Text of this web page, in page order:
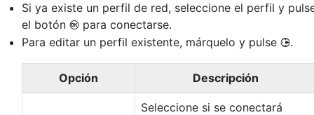
Si ya existe un perfil de red, seleccione el perfil y
el botón J para conectarse.
Para editar un perfil existente, márquelo y pulse 2.
Opción Descripción
Seleccione si se conectará